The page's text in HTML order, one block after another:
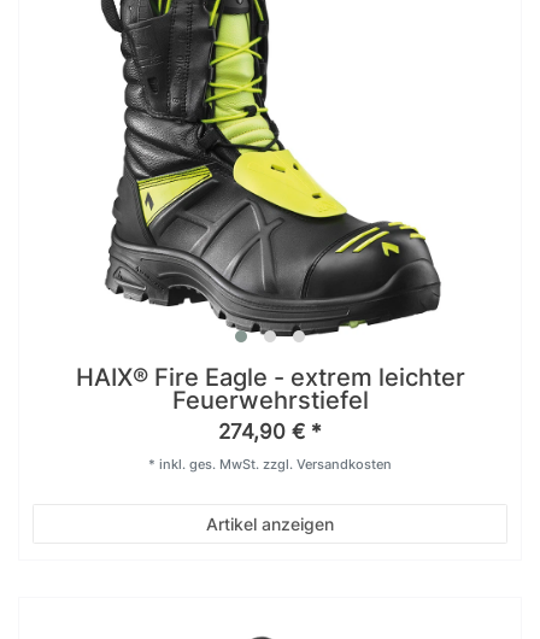
HAIX® Fire Eagle - extrem leichter
Feuerwehrstiefel
274,90 € *
Artikel anzeigen
* inkl. ges. MwSt. zzgl. Versandkosten